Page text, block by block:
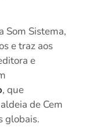
Som Sistema,
e traz aos
e
, que
de Cem
globais.